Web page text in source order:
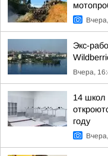
Экс-
Вчера,
14 школ
году